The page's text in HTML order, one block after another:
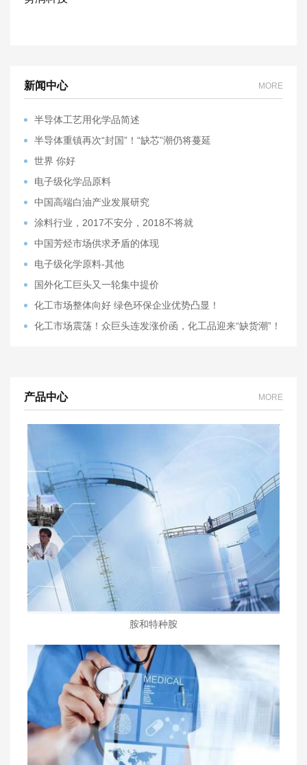
新闻中心 MORE
半导体工艺用化学品简述
半导体重镇再次“封国”！“缺芯”潮仍将蔓延
世界 你好
电子级化学品原料
中国高端白油产业发展研究
涂料行业，2017不安分，2018不将就
中国芳烃市场供求矛盾的体现
电子级化学原料-其他
国外化工巨头又一轮集中提价
化工市场整体向好 绿色环保企业优势凸显！
化工市场震荡！众巨头连发涨价函，化工品迎来“缺货潮”！
产品中心 MORE
胺和特种胺